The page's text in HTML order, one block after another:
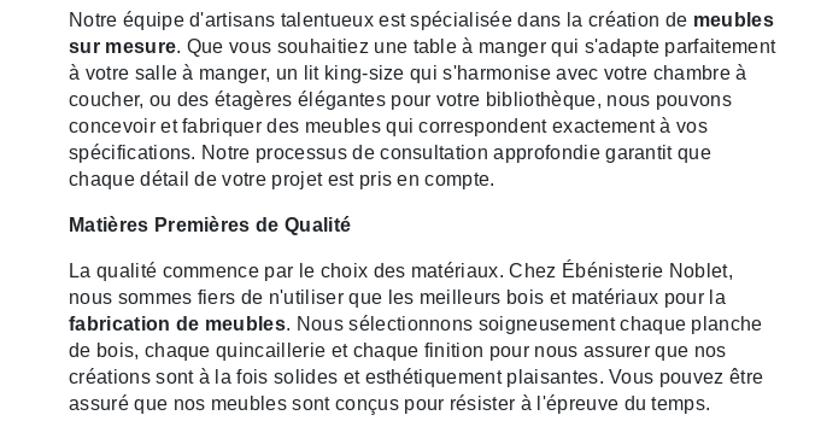
Notre équipe d'artisans talentueux est spécialisée dans la création de meubles
sur mesure. Que vous souhaitiez une table à manger qui s'adapte parfaitement
à votre salle à manger, un lit king-size qui s'harmonise avec votre chambre à
coucher, ou des étagères élégantes pour votre bibliothèque, nous pouvons
concevoir et fabriquer des meubles qui correspondent exactement à vos
spécifications. Notre processus de consultation approfondie garantit que
chaque détail de votre projet est pris en compte.
Matières Premières de Qualité
La qualité commence par le choix des matériaux. Chez Ébénisterie Noblet,
nous sommes fiers de n'utiliser que les meilleurs bois et matériaux pour la
fabrication de meubles. Nous sélectionnons soigneusement chaque planche
de bois, chaque quincaillerie et chaque finition pour nous assurer que nos
créations sont à la fois solides et esthétiquement plaisantes. Vous pouvez être
assuré que nos meubles sont conçus pour résister à l'épreuve du temps.